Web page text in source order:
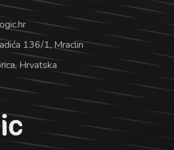
136/1, Mraclin
Hrvatska